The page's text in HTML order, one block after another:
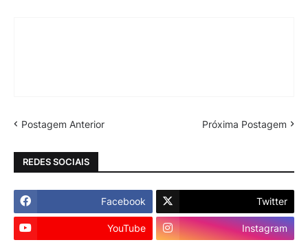
Postagem Anterior Próxima Postagem
REDES SOCIAIS
Facebook Twitter
YouTube Instagram